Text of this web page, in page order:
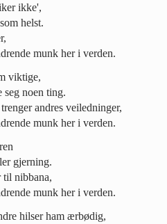
ikke',
helst.
munk her i verden.
viktige,
noen ting.
andres veiledninger,
munk her i verden.
gjerning.
til nibbana,
munk her i verden.
hilser ham ærbødig,